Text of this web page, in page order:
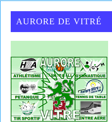
AURORE DE VITRÉ